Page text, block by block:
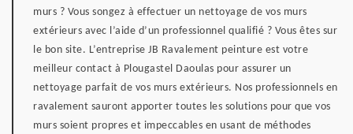
murs ? Vous songez à effectuer un nettoyage de vos murs
extérieurs avec l’aide d’un professionnel qualifié ? Vous êtes sur
le bon site. L’entreprise JB Ravalement peinture est votre
meilleur contact à Plougastel Daoulas pour assurer un
nettoyage parfait de vos murs extérieurs. Nos professionnels en
ravalement sauront apporter toutes les solutions pour que vos
murs soient propres et impeccables en usant de méthodes